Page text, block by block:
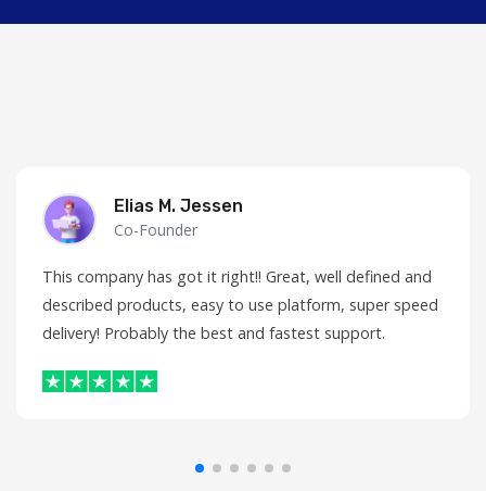
Elias M. Jessen
Co-Founder
This company has got it right!! Great, well defined and
described products, easy to use platform, super speed
delivery! Probably the best and fastest support.